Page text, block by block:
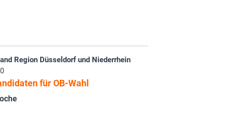
Region Düsseldorf und Niederrhein
für OB-Wahl